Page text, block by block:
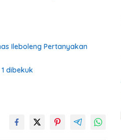
Ileboleng Pertanyakan
dibekuk